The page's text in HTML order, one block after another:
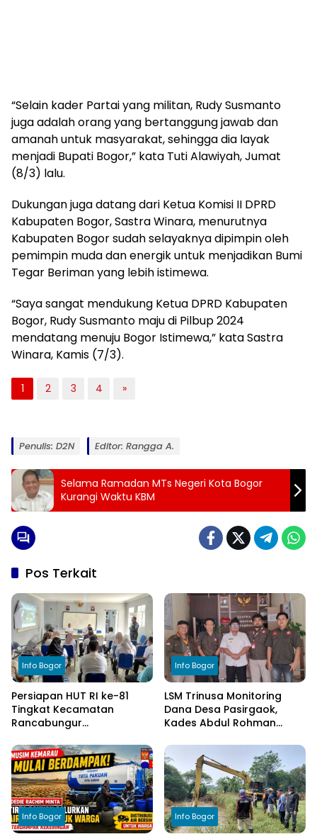
“Selain kader Partai yang militan, Rudy Susmanto
juga adalah orang yang bertanggung jawab dan
amanah untuk masyarakat, sehingga dia layak
menjadi Bupati Bogor,” kata Tuti Alawiyah, Jumat
(8/3) lalu.
Dukungan juga datang dari Ketua Komisi II DPRD
Kabupaten Bogor, Sastra Winara, menurutnya
Kabupaten Bogor sudah selayaknya dipimpin oleh
pemimpin muda dan energik untuk menjadikan Bumi
Tegar Beriman yang lebih istimewa.
“Saya sangat mendukung Ketua DPRD Kabupaten
Bogor, Rudy Susmanto maju di Pilbup 2024
mendatang menuju Bogor Istimewa,” kata Sastra
Winara, Kamis (7/3).
1 2 3 4 »
Penulis: D2N Editor: Rangga A.
Selama Ramadan MTs Negeri Kota Bogor
Kurangi Waktu KBM
Pos Terkait
Info Bogor
Persiapan HUT RI ke-81
Tingkat Kecamatan
Rancabungur
Cimulang, Libatkan Seluruh
Elemen Masyarakat
Info Bogor
LSM Trinusa Monitoring
Dana Desa Pasirgaok,
Kades Abdul Rohman
Transparansi Pengelolaan
Anggaran
Info Bogor Info Bogor